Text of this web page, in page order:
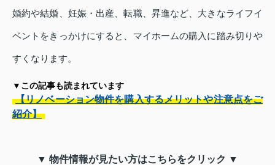
婚約や結婚、妊娠・出産、転職、昇進など、大きなライフイ
ベントをきっかけにすると、マイホームの購入に踏み切りや
すくなります。
▼この記事も読まれています
【リノベーション物件を購入するメリットや注意点をご
紹介】
▼ 物件情報が見たい方はこちらをクリック ▼